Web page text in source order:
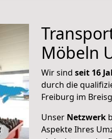
Möbeln
Wir sind seit 16
durch die
Freiburg im
Unser Netzwerk
Aspekte Ihres